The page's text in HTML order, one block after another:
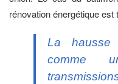
rénovation énergétique est
La hausse
comme